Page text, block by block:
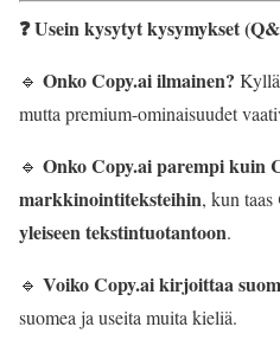
❓ Usein kysytyt kysymykset
🔹 Onko Copy.ai ilmainen?
mutta premium-ominaisuudet
🔹 Onko Copy.ai parempi kuin
markkinointiteksteihin, kun taas
yleiseen tekstintuotantoon.
🔹 Voiko Copy.ai kirjoittaa
suomea ja useita muita kieliä.